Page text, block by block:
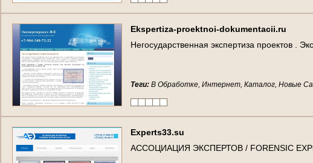
Ekspertiza-proektnoi-dokumentacii.ru
Негосударственная экспертиза проектов Экс
Теги: В Обработке, Интернет, Каталог, Новые
Experts33.su
АССОЦИАЦИЯ ЭКСПЕРТОВ / FORENSIC EXP